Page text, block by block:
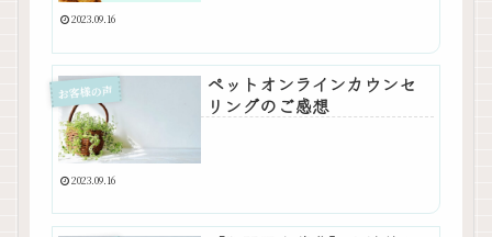
2023.09.16
お客様の声
ペットオンラインカウンセ
リングのご感想
2023.09.16